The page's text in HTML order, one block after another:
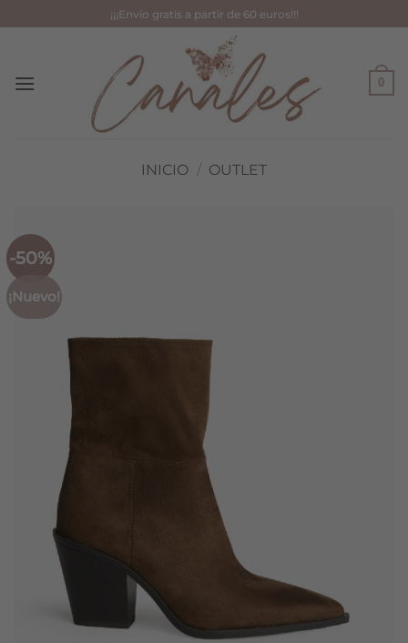
al
¡¡¡Envío gratis a partir de 60 euros!!!
0
INICIO / OUTLET
-50%
¡Nuevo!